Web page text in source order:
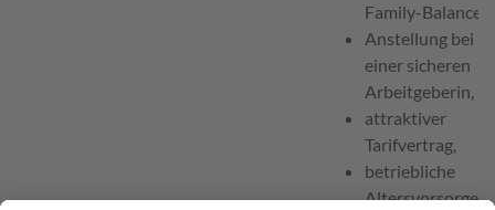
Family-Balance,
Anstellung bei
einer sicheren
Arbeitgeberin,
attraktiver
Tarifvertrag,
betriebliche
Altersvorsorge.